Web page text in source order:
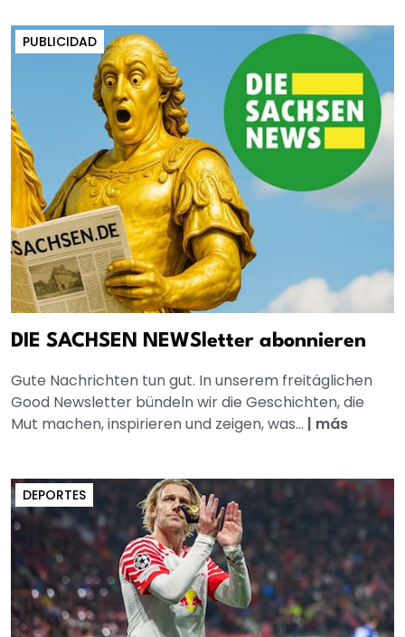
PUBLICIDAD
DIE SACHSEN NEWSletter abonnieren
Gute Nachrichten tun gut. In unserem freitäglichen
Good Newsletter bündeln wir die Geschichten, die
Mut machen, inspirieren und zeigen, was... | más
DEPORTES